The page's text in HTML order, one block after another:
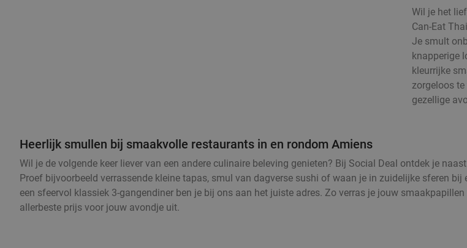
Wil je het
Can-Eat
Je smult
knapperige
kleurrijke
zorgeloos
gezellige
Heerlijk smullen bij smaakvolle restaurants in en rondom Amiens
Wil je de volgende keer liever van een andere culinaire beleving genieten? Bij Social Deal ontdek je
Proef bijvoorbeeld verrassende kleine tapas, smul van dagverse sushi of waan je in zuidelijke sferen
een sfeervol klassiek 3-gangendiner ben je bij ons aan het juiste adres. Zo verras je jouw
allerbeste prijs voor jouw avondje uit.